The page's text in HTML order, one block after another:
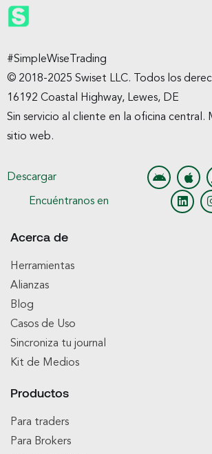
#SimpleWiseTrading
© 2018-2025 Swiset LLC. Todos los
16192 Coastal Highway, Lewes, DE
Sin servicio al cliente en la oficina central.
sitio web.
Descargar
Encuéntranos en
Acerca de
Herramientas
Alianzas
Blog
Casos de Uso
Sincroniza tu journal
Kit de Medios
Productos
Para traders
Para Brokers